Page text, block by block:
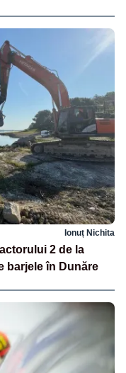
Ionuț Nichita
2 de la
barjele în Dunăre